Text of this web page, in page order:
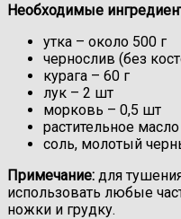
Необходимые
утка – около 500 г
чернослив (без
курага – 60 г
лук – 2 шт
морковь – 0,5 шт
растительное
соль, молотый
Примечание: для
использовать любые
ножки и грудку.